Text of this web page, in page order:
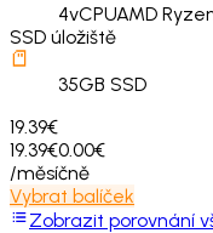
4vCPUAMD
SSD úložiště
35GB SSD
19.39€
19.39€0.00€
/měsíčně
Vybrat balíček
Zobrazit porovnání